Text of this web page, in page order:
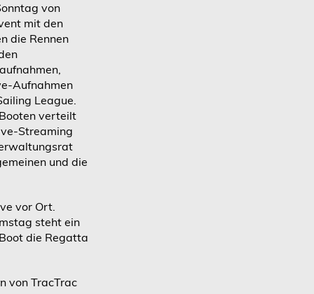
von
mit den
die Rennen
Aufnahmen
League.
verteilt
Streaming
und die
vor Ort.
steht ein
die Regatta
von TracTrac